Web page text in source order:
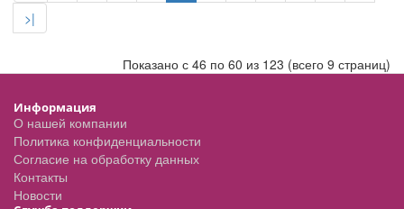
>|
Показано с 46 по 60 из 123 (всего 9 страниц)
Информация
О нашей компании
Политика конфиденциальности
Согласие на обработку данных
Контакты
Новости